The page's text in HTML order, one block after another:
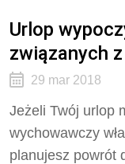
Urlop
związanych
29 mar 2018
Jeżeli Twój urlop
wychowawczy
planujesz powrót